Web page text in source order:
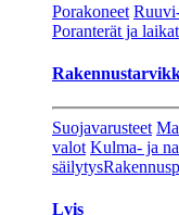
Porakoneet
Poranterät ja laikat
Suojavarusteet
valot Kulma- ja
säilytys
Lvis